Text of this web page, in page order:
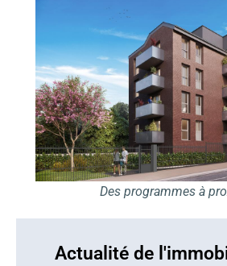
Des programmes à
Actualité de